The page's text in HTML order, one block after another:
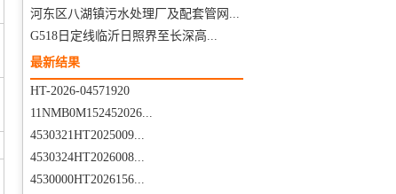
河东区八湖镇污水处理厂及配套管网...
G518日定线临沂日照界至长深高...
最新结果
HT-2026-04571920
11NMB0M152452026...
4530321HT2025009...
4530324HT2026008...
4530000HT2026156...